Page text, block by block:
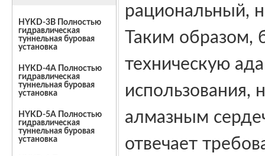
HYKD-3B Полностью
гидравлическая
туннельная буровая
установка
HYKD-4A Полностью
гидравлическая
туннельная буровая
установка
HYKD-5A Полностью
гидравлическая
туннельная буровая
установка
рациональный,
Таким образом,
техническую
использования,
алмазным
отвечает